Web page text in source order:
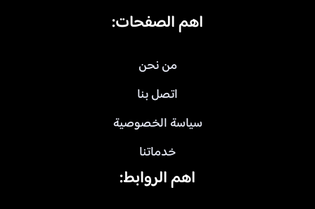
اهم الصفحات:
من نحن
اتصل بنا
سياسة الخصوصية
خدماتنا
اهم الروابط: